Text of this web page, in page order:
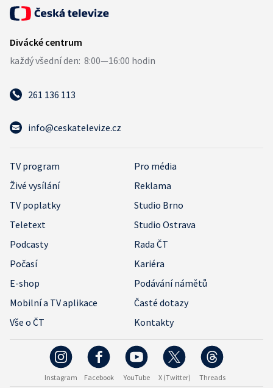
261 136 113
info@ceskatelevize.cz
TV program
Pro média
Živé vysílání
Reklama
TV poplatky
Studio Brno
Teletext
Studio Ostrava
Podcasty
Rada ČT
Počasí
Kariéra
E-shop
Podávání námětů
Mobilní a TV aplikace
Časté dotazy
Vše o ČT
Kontakty
Instagram Facebook YouTube X (Twitter) Threads